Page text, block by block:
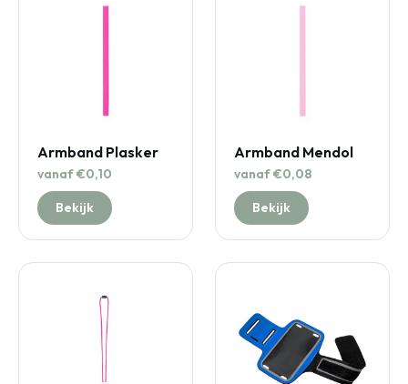
Armband Plasker
vanaf €0,10
Bekijk
Armband Mendol
vanaf €0,08
Bekijk